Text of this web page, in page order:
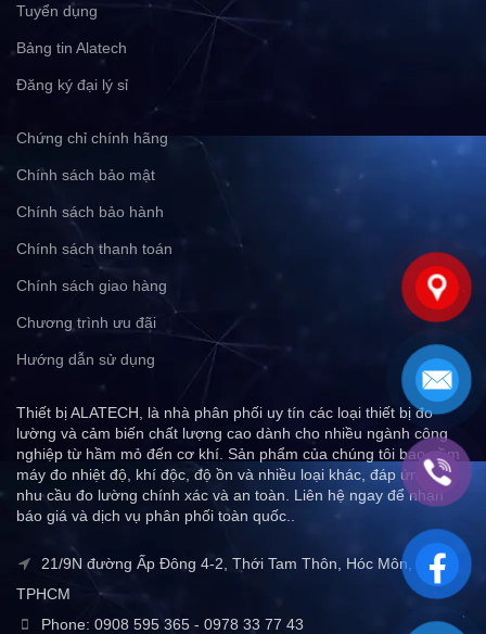
Tuyển dụng
Bảng tin Alatech
Đăng ký đại lý sỉ
Chứng chỉ chính hãng
Chính sách bảo mật
Chính sách bảo hành
Chính sách thanh toán
Chính sách giao hàng
Chương trình ưu đãi
Hướng dẫn sử dụng
Thiết bị ALATECH, là nhà phân phối uy tín các loại thiết bị đo
lường và cảm biến chất lượng cao dành cho nhiều ngành công
nghiệp từ hầm mỏ đến cơ khí. Sản phẩm của chúng tôi bao gồm
máy đo nhiệt độ, khí độc, độ ồn và nhiều loại khác, đáp ứng mọi
nhu cầu đo lường chính xác và an toàn. Liên hệ ngay để nhận
báo giá và dịch vụ phân phối toàn quốc..
21/9N đường Ấp Đông 4-2, Thới Tam Thôn, Hóc Môn,
TPHCM
Phone: 0908 595 365 - 0978 33 77 43